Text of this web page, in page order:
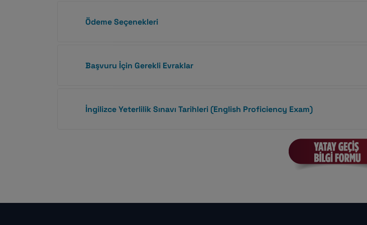
Ödeme Seçenekleri
Başvuru İçin Gerekli Evraklar
İngilizce Yeterlilik Sınavı Tarihleri (English Proficiency Exam)